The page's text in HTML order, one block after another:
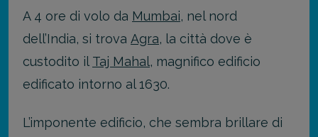
A 4 ore di volo da Mumbai, nel nord
dell’India, si trova Agra, la città dove è
custodito il Taj Mahal, magnifico edificio
edificato intorno al 1630.
L’imponente edificio, che sembra brillare di